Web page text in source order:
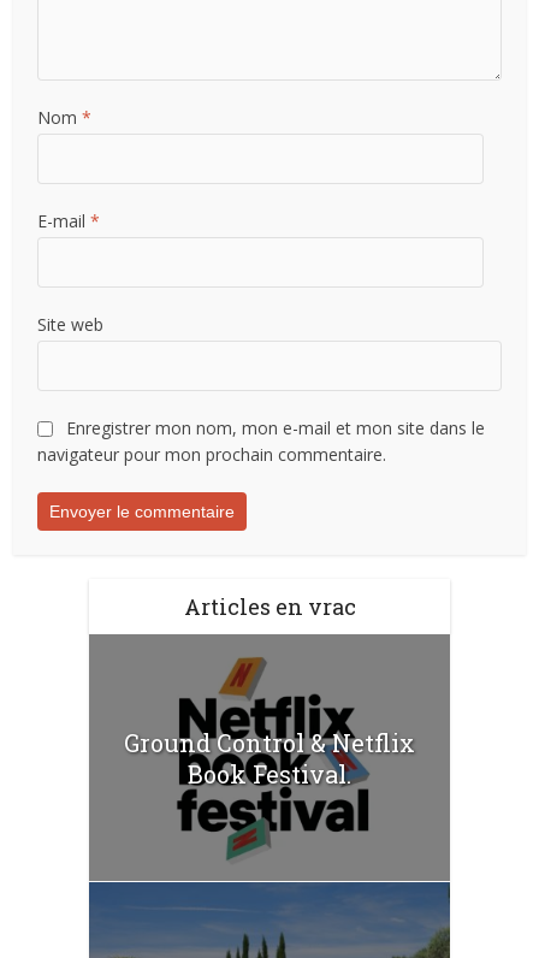
Nom*
E-mail*
Site web
Enregistrer mon nom, mon e-mail et mon site dans le
navigateur pour mon prochain commentaire.
Articles en vrac
Ground Control & Netflix
Book Festival.